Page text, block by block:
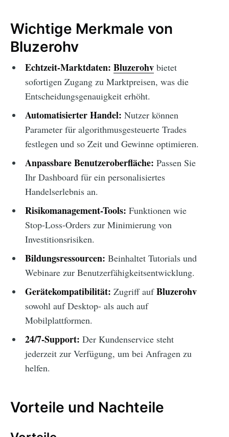
Wichtige Merkmale von
Bluzerohv
Echtzeit-Marktdaten: Bluzerohvbietet
sofortigen Zugang zu Marktpreisen, was die
Entscheidungsgenauigkeit erhöht.
Automatisierter Handel: Nutzer können
Parameter für algorithmusgesteuerte Trades
festlegen und so Zeit und Gewinne optimieren.
Anpassbare Benutzeroberfläche: Passen Sie
Ihr Dashboard für ein personalisiertes
Handelserlebnis an.
Risikomanagement-Tools: Funktionen wie
Stop-Loss-Orders zur Minimierung von
Investitionsrisiken.
Bildungsressourcen: Beinhaltet Tutorials und
Webinare zur Benutzerfähigkeitsentwicklung.
Gerätekompatibilität: Zugriff aufBluzerohv
sowohl auf Desktop- als auch auf
Mobilplattformen.
24/7-Support: Der Kundenservice steht
jederzeit zur Verfügung, um bei Anfragen zu
helfen.
Vorteile und Nachteile